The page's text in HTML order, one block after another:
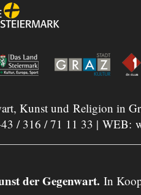
Kunst und Religion in
/ 316 / 71 11 33 | WEB:
der Gegenwart. In